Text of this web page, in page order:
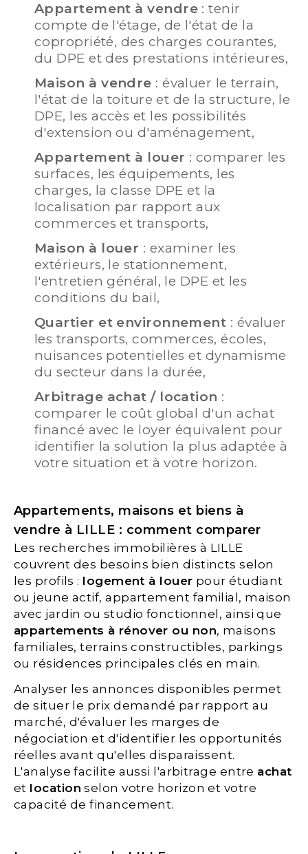
Appartement à vendre : tenir
compte de l'étage, de l'état de la
copropriété, des charges courantes,
du DPE et des prestations intérieures,
Maison à vendre : évaluer le terrain,
l'état de la toiture et de la structure, le
DPE, les accès et les possibilités
d'extension ou d'aménagement,
Appartement à louer : comparer les
surfaces, les équipements, les
charges, la classe DPE et la
localisation par rapport aux
commerces et transports,
Maison à louer : examiner les
extérieurs, le stationnement,
l'entretien général, le DPE et les
conditions du bail,
Quartier et environnement : évaluer
les transports, commerces, écoles,
nuisances potentielles et dynamisme
du secteur dans la durée,
Arbitrage achat / location :
comparer le coût global d'un achat
financé avec le loyer équivalent pour
identifier la solution la plus adaptée à
votre situation et à votre horizon.
Appartements, maisons et biens à
vendre à LILLE : comment comparer
Les recherches immobilières à LILLE
couvrent des besoins bien distincts selon
les profils : logement à louer pour étudiant
ou jeune actif, appartement familial, maison
avec jardin ou studio fonctionnel, ainsi que
appartements à rénover ou non, maisons
familiales, terrains constructibles, parkings
ou résidences principales clés en main.
Analyser les annonces disponibles permet
de situer le prix demandé par rapport au
marché, d'évaluer les marges de
négociation et d'identifier les opportunités
réelles avant qu'elles disparaissent.
L'analyse facilite aussi l'arbitrage entre achat
et location selon votre horizon et votre
capacité de financement.